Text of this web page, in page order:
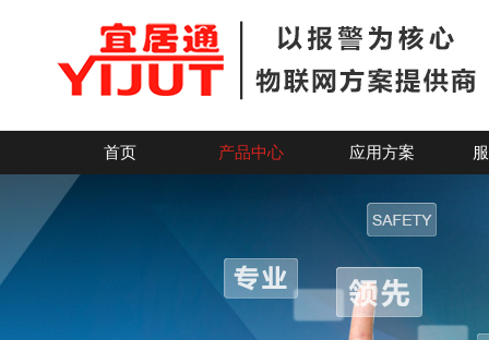
首页 产品中心 应用方案